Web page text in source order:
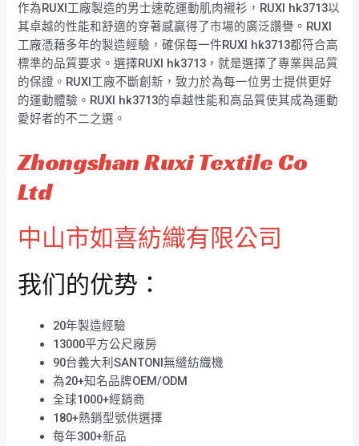
作為RUXI工廠製造的男士速乾運動肌肉襯衫，RUXI hk3713以
其卓越的性能和舒適的穿著感贏得了市場的廣泛讚譽。RUXI
工廠憑藉多年的製造經驗，確保每一件RUXI hk3713都符合高
標準的品質要求。選擇RUXI hk3713，就是選擇了專業與品質
的保證。RUXI工廠不斷創新，致力於為每一位男士提供更好
的運動體驗。RUXI hk3713的卓越性能和高品質使其成為運動
愛好者的不二之選。
Zhongshan Ruxi Textile Co
Ltd
中山市如喜紡織有限公司
我们的优势：
20年製造經驗
13000平方公尺廠房
90台義大利SANTONI無縫紡織機
為20+知名品牌OEM/ODM
全球1000+經銷商
180+熱銷型號供選擇
每年300+新品